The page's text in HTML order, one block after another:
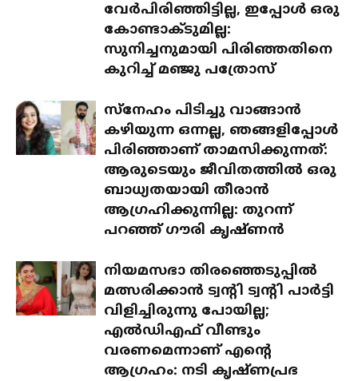
വേർപിരിഞ്ഞിട്ടില്ല, ഇപ്പോൾ ഒരു
കോണ്ടാക്ടുമില്ല:
സുനിച്ചനുമായി പിരിഞ്ഞതിനെ
കുറിച്ച് മഞ്ജു പത്രോസ്
സ്‌നേഹം പിടിച്ചു വാങ്ങാൻ
കഴിയുന്ന ഒന്നല്ല, ഞങ്ങളിപ്പോൾ
പിരിഞ്ഞാണ് താമസിക്കുന്നത്:
ആരുടെയും ജീവിതത്തിൽ ഒരു
ബാധ്യതയായി തീരാൻ
ആഗ്രഹിക്കുന്നില്ല: തുറന്ന്
പറഞ്ഞ് ഗൗരി കൃഷ്ണൻ
നിയമസഭാ തിരഞ്ഞെടുപ്പിൽ
മത്സരിക്കാൻ ട്വന്റി ട്വന്റി പാർട്ടി
വിളിച്ചിരുന്നു പോയില്ല;
എൽഡിഎഫ് വീണ്ടും
വരണമെന്നാണ് എന്റെ
ആഗ്രഹം: നടി കൃഷ്ണപ്രഭ